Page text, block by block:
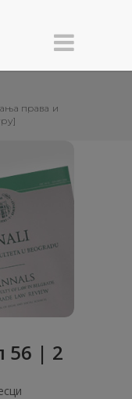
права и
56 | 2